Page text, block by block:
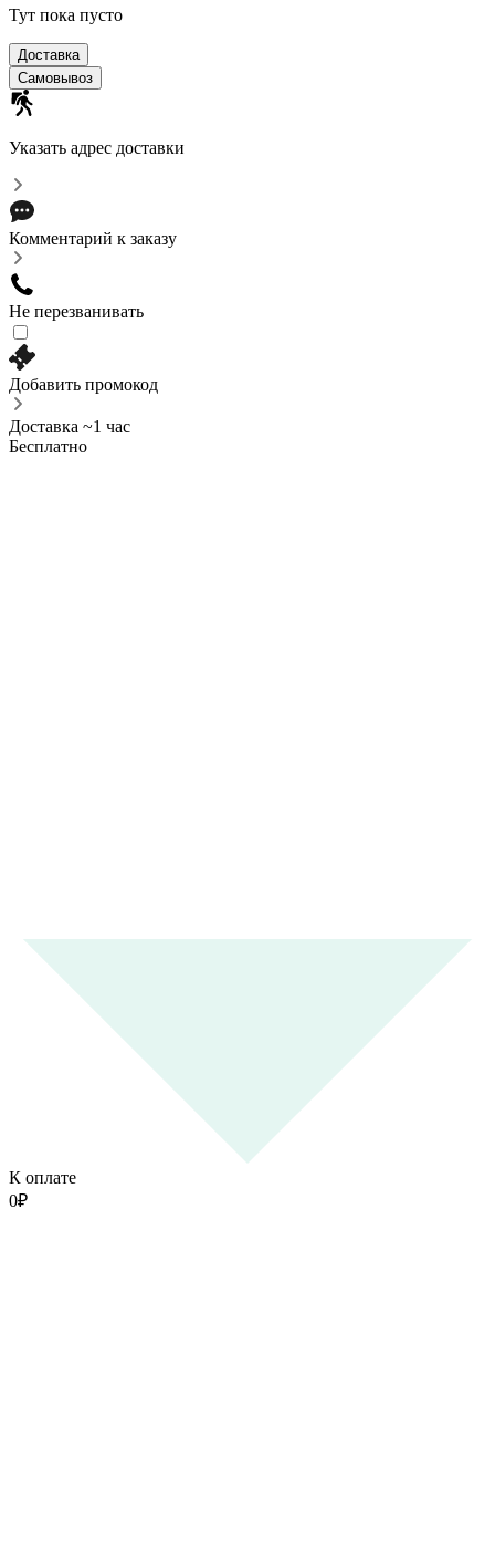
Тут пока пусто
Доставка
Самовывоз
Указать адрес доставки
Комментарий к заказу
Не перезванивать
Добавить промокод
Доставка ~1 час
Бесплатно
К оплате
0₽